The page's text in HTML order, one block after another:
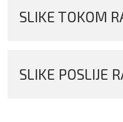
SLIKE TOKOM
SLIKE POSLIJE